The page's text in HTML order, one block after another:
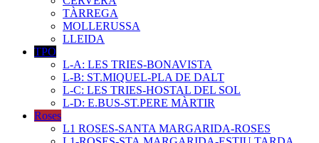
TÀRREGA
MOLLERUSSA
LLEIDA
TPO
L-A: LES TRIES-BONAVISTA
L-B: ST.MIQUEL-PLA DE DALT
L-C: LES TRIES-HOSTAL DEL SOL
L-D: E.BUS-ST.PERE MÀRTIR
Roses
L1 ROSES-SANTA MARGARIDA-ROSES